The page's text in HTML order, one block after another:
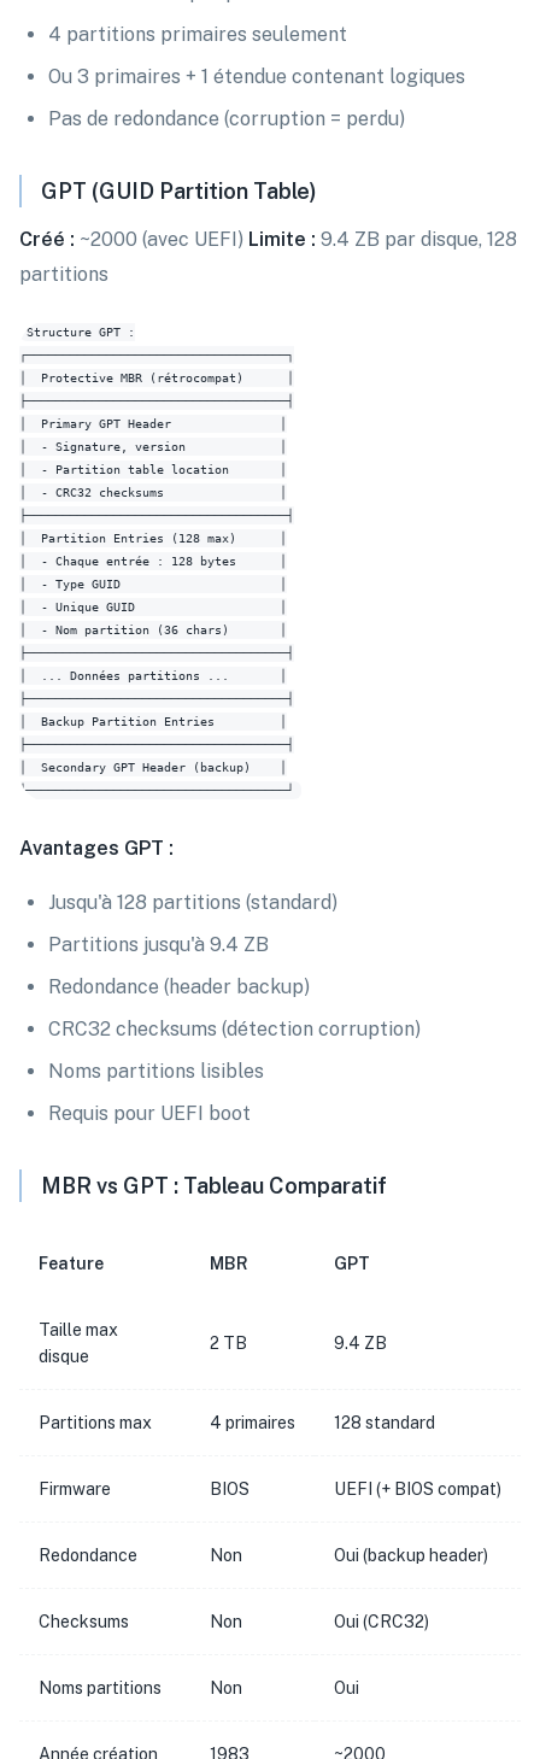
4 partitions primaires seulement
Ou 3 primaires + 1 étendue contenant logiques
Pas de redondance (corruption = perdu)
GPT (GUID Partition Table)
Créé : ~2000 (avec UEFI) Limite : 9.4 ZB par disque, 128
partitions
Structure GPT :
┌────────────────────────────────────┐
│  Protective MBR (rétrocompat)      │
├────────────────────────────────────┤
│  Primary GPT Header               │
│  - Signature, version             │
│  - Partition table location       │
│  - CRC32 checksums                │
├────────────────────────────────────┤
│  Partition Entries (128 max)      │
│  - Chaque entrée : 128 bytes      │
│  - Type GUID                      │
│  - Unique GUID                    │
│  - Nom partition (36 chars)       │
├────────────────────────────────────┤
│  ... Données partitions ...       │
├────────────────────────────────────┤
│  Backup Partition Entries         │
├────────────────────────────────────┤
│  Secondary GPT Header (backup)    │
Avantages GPT :
Jusqu'à 128 partitions (standard)
Partitions jusqu'à 9.4 ZB
Redondance (header backup)
CRC32 checksums (détection corruption)
Noms partitions lisibles
Requis pour UEFI boot
MBR vs GPT : Tableau Comparatif
Feature MBR GPT
Taille max
disque
2 TB 9.4 ZB
Partitions max 4 primaires 128 standard
Firmware BIOS UEFI (+ BIOS compat)
Redondance Non Oui (backup header)
Checksums Non Oui (CRC32)
Noms partitions Non Oui
Année création 1983 ~2000